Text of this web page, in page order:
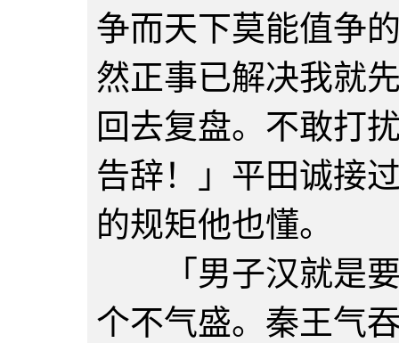
争而天下莫能值争
然正事已解决我就
回去复盘。不敢打
告辞！」平田诚接
的规矩他也懂。
「男子汉就是要
个不气盛。秦王气